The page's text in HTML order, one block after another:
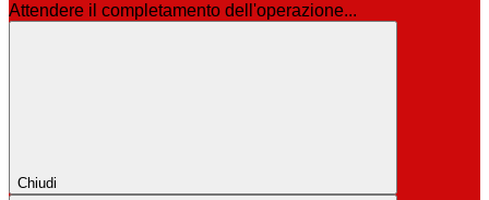
Attendere il completamento dell'operazione...
Chiudi